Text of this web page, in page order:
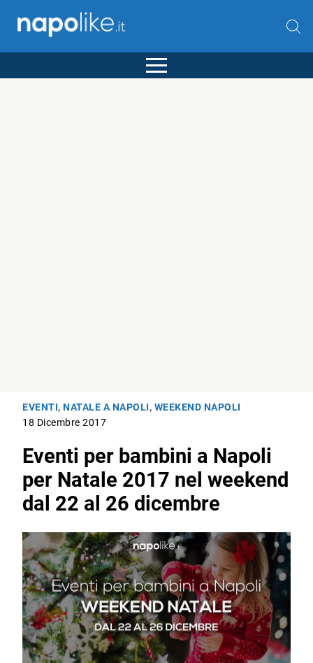
EVENTI,NATALE A NAPOLI, WEEKEND NAPOLI
18 Dicembre 2017
Eventi per bambini a Napoli
per Natale 2017 nel weekend
dal 22 al 26 dicembre